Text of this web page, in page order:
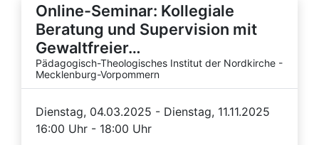
Online-Seminar: Kollegiale
Beratung und Supervision mit
Gewaltfreier…
Pädagogisch-Theologisches Institut der Nordkirche -
Mecklenburg-Vorpommern
Dienstag, 04.03.2025 - Dienstag, 11.11.2025
16:00 Uhr - 18:00 Uhr